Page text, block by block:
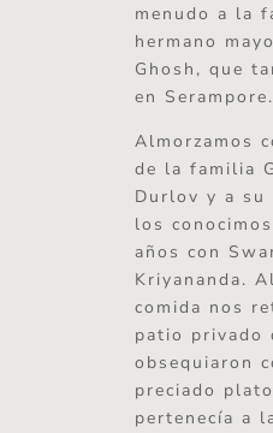
menudo a la
hermano
Ghosh, que
en Serampore.
Almorzamos
de la familia
Durlov y a su
los
años con
Kriyananda.
comida nos
patio privado
obsequiaron
preciado
pertenecía a